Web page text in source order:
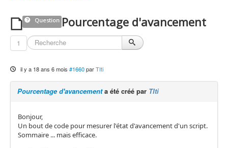
Question Pourcentage d'avancement
1
il y a 18 ans 6 mois #1660 parTIti
Pourcentage d'avancementa été créé par TIti
Bonjour,
Un bout de code pour mesurer l'état d'avancement d'un script.
Sommaire ... mais efficace.